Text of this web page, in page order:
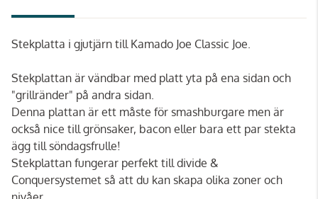
Stekplatta i gjutjärn till Kamado Joe Classic Joe.
Stekplattan är vändbar med platt yta på ena sidan och
"grillränder" på andra sidan.
Denna plattan är ett måste för smashburgare men är
också nice till grönsaker, bacon eller bara ett par stekta
ägg till söndagsfrulle!
Stekplattan fungerar perfekt till divide &
Conquersystemet så att du kan skapa olika zoner och